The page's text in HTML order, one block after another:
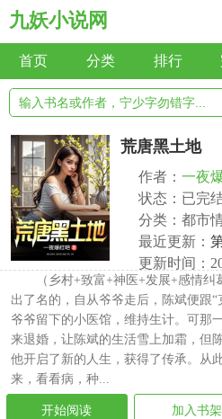
九妖小说网
首页 分类 排行
荒唐黑土地
作者： 一夜
状态：已完
分类：都市
最近更新：
更新时间：
（乡村+致富+神医+发展+感情
出了名的，自从爷爷走后，陈斌便跟
爷爷留下的小医馆，维持生计。可那
来退婚，让陈斌的生活雪上加霜，但
他开启了新的人生，获得了传承。从
来，看看病，种...
开始阅读 加入书架